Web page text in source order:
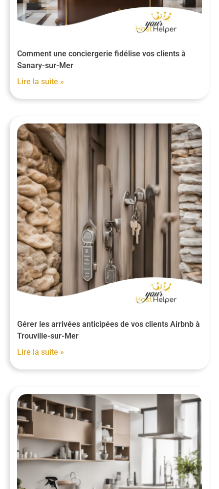
Comment une conciergerie fidélise vos clients à
Sanary-sur-Mer
Lire la suite »
Gérer les arrivées anticipées de vos clients Airbnb à
Trouville-sur-Mer
Lire la suite »